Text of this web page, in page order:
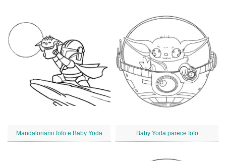
Mandaloriano fofo e Baby Yoda Baby Yoda parece fofo